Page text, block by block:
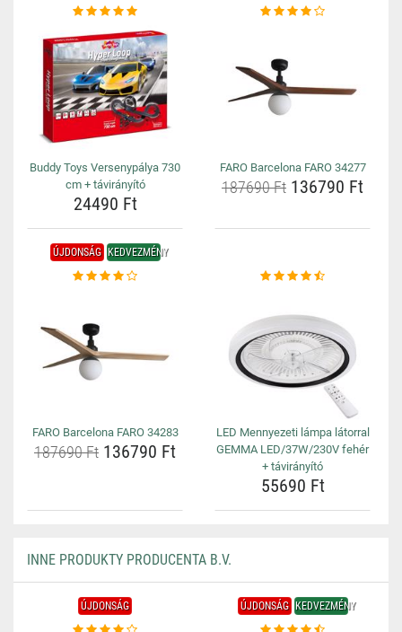
Buddy Toys Versenypálya 730
cm + távirányító
24490 Ft
FARO Barcelona FARO 34277
187690 Ft 136790 Ft
ÚJDONSÁG KEDVEZMÉNY
FARO Barcelona FARO 34283
187690 Ft 136790 Ft
LED Mennyezeti lámpa látorral
GEMMA LED/37W/230V fehér
+ távirányító
55690 Ft
INNE PRODUKTY PRODUCENTA B.V.
ÚJDONSÁG ÚJDONSÁG KEDVEZMÉNY